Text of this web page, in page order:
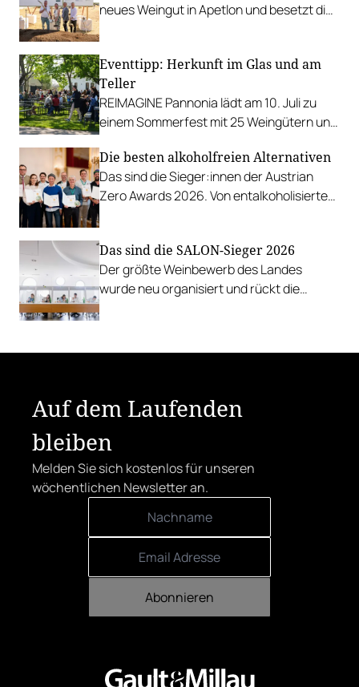
neues Weingut in Apetlon und besetzt die
Eventtipp: Herkunft im Glas und am
Teller
REIMAGINE Pannonia lädt am 10. Juli zu
einem Sommerfest mit 25 Weingütern und
Esterhazy.
Die besten alkoholfreien Alternativen
Das sind die Sieger:innen der Austrian
Zero Awards 2026. Von entalkoholisierten
Das sind die SALON-Sieger 2026
Der größte Weinbewerb des Landes
wurde neu organisiert und rückt die
Auf dem Laufenden
bleiben
Melden Sie sich kostenlos für unseren
wöchentlichen Newsletter an.
Abonnieren